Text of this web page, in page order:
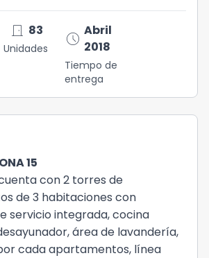
door_front 83
Unidades schedule Abril
2018
Tiempo de
entrega
15
con 2 torres de
de 3 habitaciones con
servicio integrada, cocina
área de lavandería,
cada apartamentos, línea